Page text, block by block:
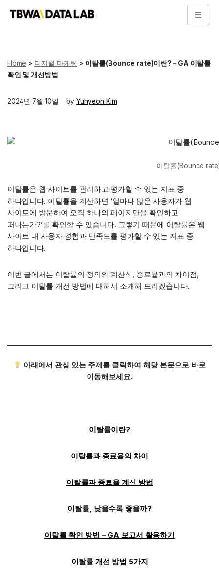
로
건
뛰
Home » 디지털 마케팅 » 이탈률(Bounce rate)이란? – GA 이탈률
확인 및 개선방법
2024년 7월 10일 by Yuhyeon Kim
이탈률(Bounce
이탈률은 웹 사이트를 관리하고 평가할 수 있는 지표 중
하나입니다. 이탈률을 계산하면 ‘얼마나 많은 사용자가 웹
사이트에 방문하여 오직 하나의 페이지만을 확인하고
떠나는가?’를 확인할 수 있습니다. 그렇기 때문에 이탈률은 웹
사이트 내 사용자 경험과 만족도를 평가할 수 있는 지표 중
하나입니다.
이번 글에서는 이탈률의 정의와 계산식, 종료율과의 차이점,
그리고 이탈률 개선 방법에 대해서 소개해 드리겠습니다.
아래에서 관심 있는 주제를 클릭하여 해당 본문으로 바로
이동해보세요.
이탈률이란?
이탈률과 종료율의 차이
이탈률과 종료율 계산 방법
이탈률, 낮을수록 좋을까?
이탈률 확인 방법 – GA 보고서 활용하기
이탈률 개선 방법 5가지